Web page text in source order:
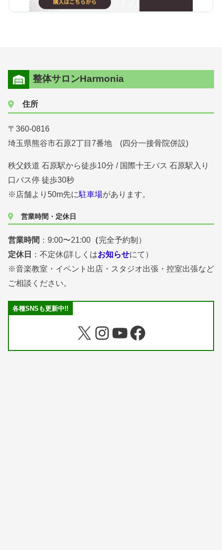
整体サロンHarmonia
住所
〒360-0816
埼玉県熊谷市石原2丁目7番地 (四分一接骨院併設)
秩父鉄道 石原駅から徒歩10分 / 国際十王バス 石原駅入り
口バス停 徒歩30秒
※店舗より50m先に駐車場があります。
営業時間・定休日
営業時間 ：9:00〜21:00 （完全予約制）
定休日
：不定休(詳しくはお知らせにて）
※音楽教室・イベント出店・スタジオ出張・控室出張など
ご相談ください。
各種SNSも更新中!!